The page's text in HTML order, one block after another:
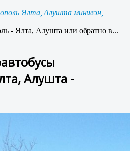
Ялта, Алушта минивэн,
- Ялта, Алушта или обратно в...
Алушта -